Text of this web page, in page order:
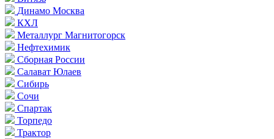
Динамо Москва
КХЛ
Металлург Магнитогорск
Нефтехимик
Сборная России
Салават Юлаев
Сибирь
Сочи
Спартак
Торпедо
Трактор